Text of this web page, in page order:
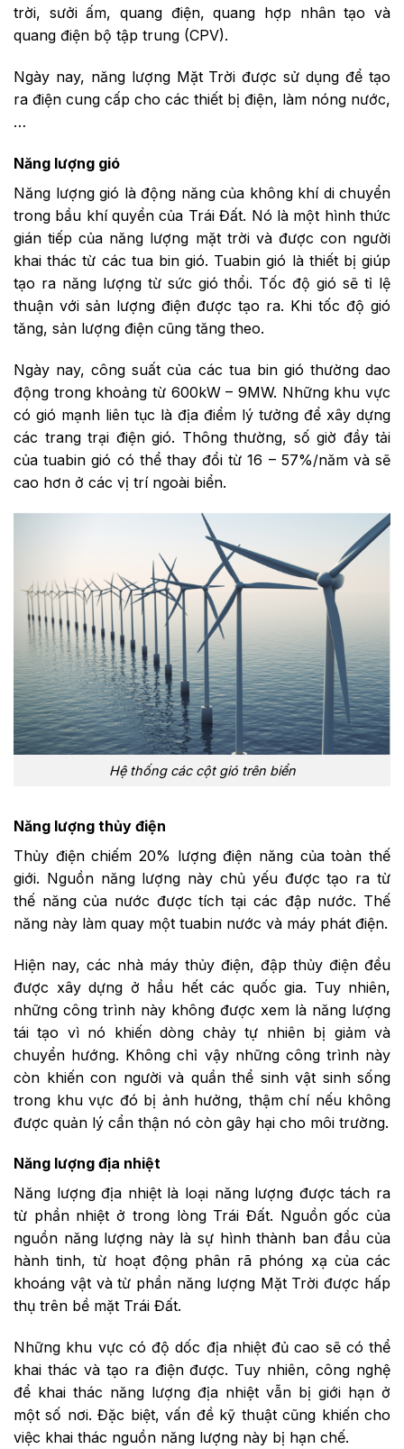
trời, sưởi ấm, quang điện, quang hợp nhân tạo và
quang điện bộ tập trung (CPV).
Ngày nay, năng lượng Mặt Trời được sử dụng để tạo
ra điện cung cấp cho các thiết bị điện, làm nóng nước,
…
Năng lượng gió
Năng lượng gió là động năng của không khí di chuyển
trong bầu khí quyển của Trái Đất. Nó là một hình thức
gián tiếp của năng lượng mặt trời và được con người
khai thác từ các tua bin gió. Tuabin gió là thiết bị giúp
tạo ra năng lượng từ sức gió thổi. Tốc độ gió sẽ tỉ lệ
thuận với sản lượng điện được tạo ra. Khi tốc độ gió
tăng, sản lượng điện cũng tăng theo.
Ngày nay, công suất của các tua bin gió thường dao
động trong ​​khoảng từ 600kW – 9MW. Những khu vực
có gió mạnh liên tục là địa điểm lý tưởng để xây dựng
các trang trại điện gió. Thông thường, số giờ đầy tải
của tuabin gió có thể thay đổi từ 16 – 57%/năm và sẽ
cao hơn ở các vị trí ngoài biển.
Hệ thống các cột gió trên biển
Năng lượng thủy điện
Thủy điện chiếm 20% lượng điện năng của toàn thế
giới. Nguồn năng lượng này chủ yếu được tạo ra từ
thế năng của nước được tích tại các đập nước. Thế
năng này làm quay một tuabin nước và máy phát điện.
Hiện nay, các nhà máy thủy điện, đập thủy điện đều
được xây dựng ở hầu hết các quốc gia. Tuy nhiên,
những công trình này không được xem là năng lượng
tái tạo vì nó khiến dòng chảy tự nhiên bị giảm và
chuyển hướng. Không chỉ vậy những công trình này
còn khiến con người và quần thể sinh vật sinh sống
trong khu vực đó bị ảnh hưởng, thậm chí nếu không
được quản lý cẩn thận nó còn gây hại cho môi trường.
Năng lượng địa nhiệt
Năng lượng địa nhiệt là loại năng lượng được tách ra
từ phần nhiệt ở trong lòng Trái Đất. Nguồn gốc của
nguồn năng lượng này là sự hình thành ban đầu của
hành tinh, từ hoạt động phân rã phóng xạ của các
khoáng vật và từ phần năng lượng Mặt Trời được hấp
thụ trên bề mặt Trái Đất.
Những khu vực có độ dốc địa nhiệt đủ cao sẽ có thể
khai thác và tạo ra điện được. Tuy nhiên, công nghệ
để khai thác năng lượng địa nhiệt vẫn bị giới hạn ở
một số nơi. Đặc biệt, vấn đề kỹ thuật cũng khiến cho
việc khai thác nguồn năng lượng này bị hạn chế.